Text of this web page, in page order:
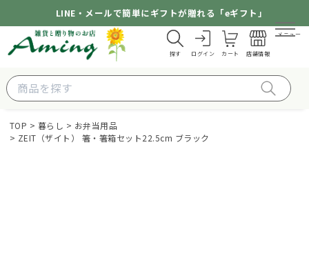
LINE・メールで簡単にギフトが贈れる「eギフト」
探す ログイン カート 店舗情報
メニュー
TOP 暮らし
お弁当用品
ZEIT（ザイト） 箸・箸箱セット22.5cm ブラック